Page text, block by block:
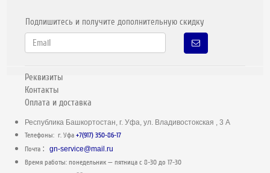
Подпишитесь и получите дополнительную скидку
Реквизиты
Контакты
Оплата и доставка
Республика Башкортостан, г. Уфа, ул. Владивостокская , 3 А
Телефоны: г. Уфа+7(917) 350-86-17
Почта :gn-service@mail.ru
Время работы: понедельник — пятница c 8-30 до 17-30